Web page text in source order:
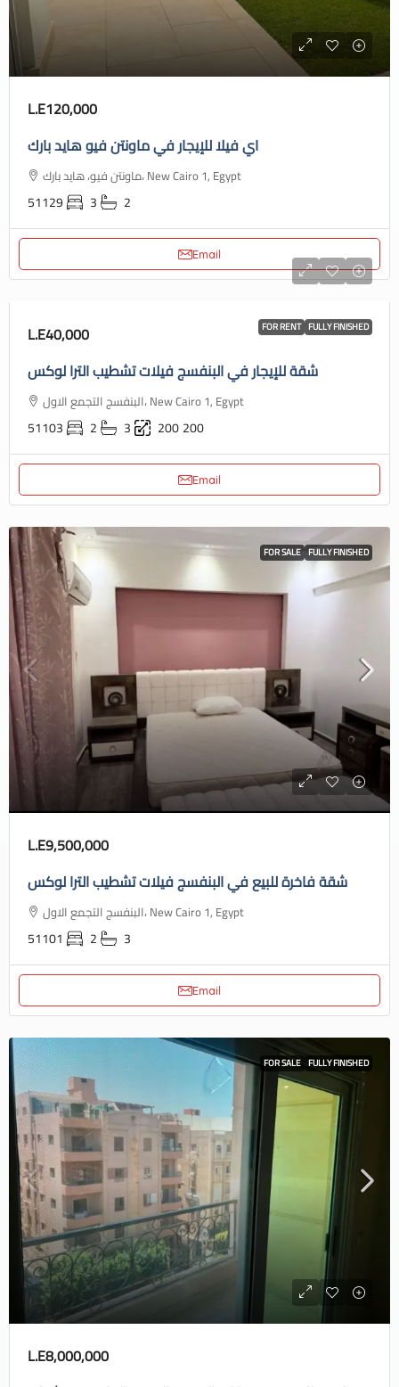
L.E120,000
اي فيلا للإيجار في ماونتن فيو هايد بارك
ماونتن فيو، هايد بارك، New Cairo 1, Egypt
51129 3 2
Email
FOR RENT FULLY FINISHED
L.E40,000
شقة للإيجار في البنفسج فيلات تشطيب الترا لوكس
البنفسج التجمع الاول، New Cairo 1, Egypt
51103 2 3 200200
Email
FOR SALE FULLY FINISHED
L.E9,500,000
شقة فاخرة للبيع في البنفسج فيلات تشطيب الترا لوكس
البنفسج التجمع الاول، New Cairo 1, Egypt
51101 2 3
Email
FOR SALE FULLY FINISHED
L.E8,000,000